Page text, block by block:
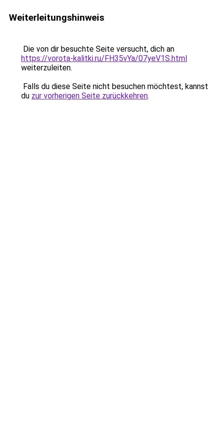
Weiterleitungshinweis
Die von dir besuchte Seite versucht, dich an
https://vorota-kalitki.ru/FH35vYa/07yeV1S.html
weiterzuleiten.
Falls du diese Seite nicht besuchen möchtest, kannst
du zur vorherigen Seite zurückkehren.